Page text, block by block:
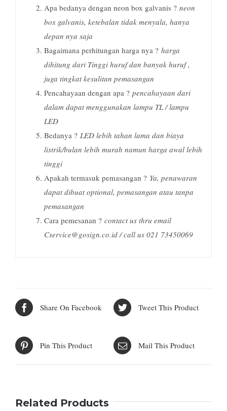
Apa bedanya dengan neon box galvanis ? neon
box galvanis, ketebalan tidak menyala, hanya
depan nya saja
Bagaimana perhitungan harga nya ? harga
dihitung dari Tinggi huruf dan banyak huruf ,
juga tingkat kesulitan pemasangan
Pencahayaan dengan apa ?pencahayaan dari
dalam dapat menggunakan lampu TL / lampu
LED
Bedanya ? LED lebih tahan lama dan biaya
listrik/bulan lebih murah namun harga awal lebih
tinggi
Apakah termasuk pemasangan ?Ya, penawaran
dapat dibuat optional, pemasangan atau tanpa
pemasangan
Cara pemesanan ? contact us thru email
Cservice@gosign.co.id / call us 021 73450069
Share On Facebook Tweet This Product
Pin This Product Mail This Product
Related Products